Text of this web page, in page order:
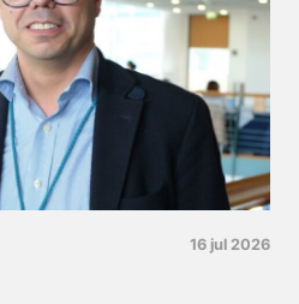
16 jul 2026